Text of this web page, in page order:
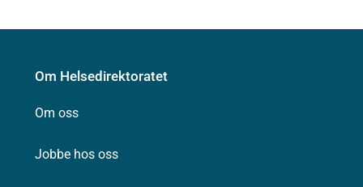
Om Helsedirektoratet
Om oss
Jobbe hos oss